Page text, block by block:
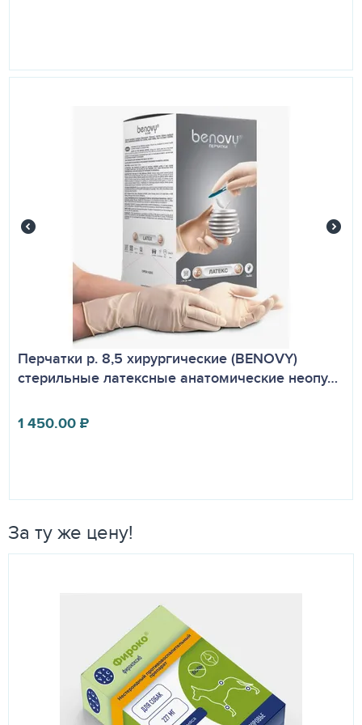
Перчатки р. 8,5 хирургические (BENOVY)
стерильные латексные анатомические неопу…
1 450.00₽
За ту же цену!